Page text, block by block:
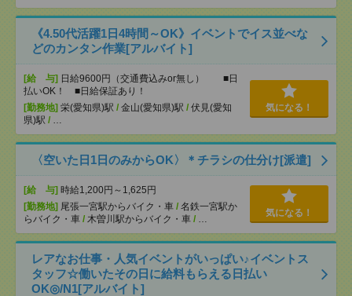
《4.50代活躍1日4時間～OK》イベントでイス並べな
どのカンタン作業[アルバイト]
[給 与] 日給9600円（交通費込みor無し） ■日
払いOK！ ■日給保証あり！
[勤務地] 栄(愛知県)駅 / 金山(愛知県)駅 / 伏見(愛知
県)駅 / …
気になる！
〈空いた日1日のみからOK〉＊チラシの仕分け[派遣]
[給 与] 時給1,200円～1,625円
[勤務地] 尾張一宮駅からバイク・車 / 名鉄一宮駅か
らバイク・車 / 木曽川駅からバイク・車 / …
気になる！
レアなお仕事・人気イベントがいっぱい♪イベントス
タッフ☆働いたその日に給料もらえる日払い
OK◎/N1[アルバイト]